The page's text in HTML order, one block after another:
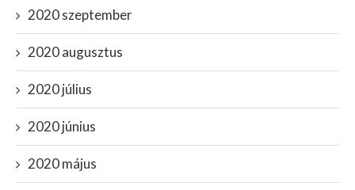
2020 szeptember
2020 augusztus
2020 július
2020 június
2020 május